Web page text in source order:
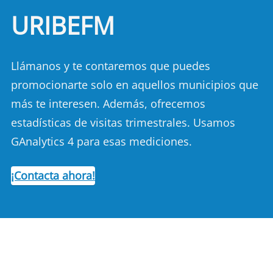
URIBEFM
Llámanos y te contaremos que puedes
promocionarte solo en aquellos municipios que
más te interesen. Además, ofrecemos
estadísticas de visitas trimestrales. Usamos
GAnalytics 4 para esas mediciones.
¡Contacta ahora!